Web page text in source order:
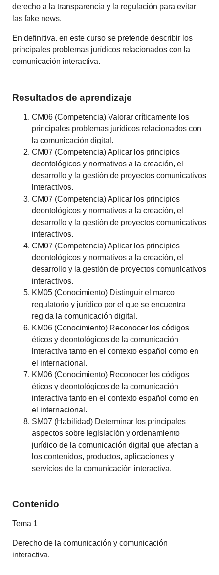
derecho a la transparencia y la regulación para evitar
las fake news.
En definitiva, en este curso se pretende describir los
principales problemas jurídicos relacionados con la
comunicación interactiva.
Resultados de aprendizaje
CM06 (Competencia) Valorar críticamente los
principales problemas jurídicos relacionados con
la comunicación digital.
CM07 (Competencia) Aplicar los principios
deontológicos y normativos a la creación, el
desarrollo y la gestión de proyectos comunicativos
interactivos.
CM07 (Competencia) Aplicar los principios
deontológicos y normativos a la creación, el
desarrollo y la gestión de proyectos comunicativos
interactivos.
CM07 (Competencia) Aplicar los principios
deontológicos y normativos a la creación, el
desarrollo y la gestión de proyectos comunicativos
interactivos.
KM05 (Conocimiento) Distinguir el marco
regulatorio y jurídico por el que se encuentra
regida la comunicación digital.
KM06 (Conocimiento) Reconocer los códigos
éticos y deontológicos de la comunicación
interactiva tanto en el contexto español como en
el internacional.
KM06 (Conocimiento) Reconocer los códigos
éticos y deontológicos de la comunicación
interactiva tanto en el contexto español como en
el internacional.
SM07 (Habilidad) Determinar los principales
aspectos sobre legislación y ordenamiento
jurídico de la comunicación digital que afectan a
los contenidos, productos, aplicaciones y
servicios de la comunicación interactiva.
Contenido
Tema 1
Derecho de la comunicación y comunicación
interactiva.